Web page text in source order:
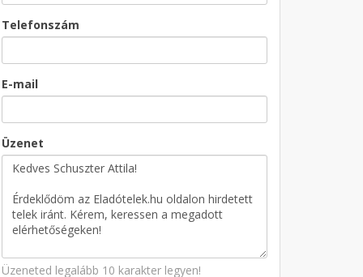
Telefonszám
E-mail
Üzenet
Üzeneted legalább 10 karakter legyen!